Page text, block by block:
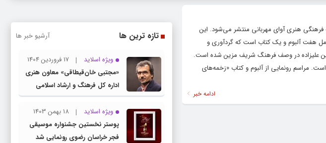
فرهنگی هنری آوای مهربانی منتشر می‌شود. این
هفت آلبوم و یک کتاب است که گردآوری و
علیزاده در وصف فرهنگ شریف مزین شده است.
مراسم رونمایی از آلبوم و کتاب «زخمه‌های
ادامه خبر
تازه ترین ها آرشیو خبر ها
ویژه اسلاید
17 فروردین 1404
«مجتبی خان‌قیطاقی» معاون هنری
اداره کل فرهنگ و ارشاد اسلامی
خراسان رضوی شد
ویژه اسلاید
18 بهمن 1403
پوستر نخستین جشنواره موسیقی
فجر خراسان رضوی رونمایی شد